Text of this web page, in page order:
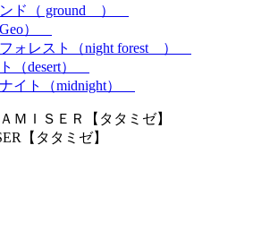
ド（ ground ）
）
ォレスト（night forest ）
（desert）
イト（midnight）
【タタミゼ】